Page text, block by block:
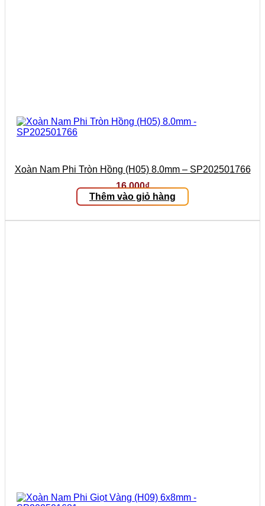
Xoàn Nam Phi Tròn Hồng (H05) 8.0mm – SP202501766
16.000₫
Thêm vào giỏ hàng